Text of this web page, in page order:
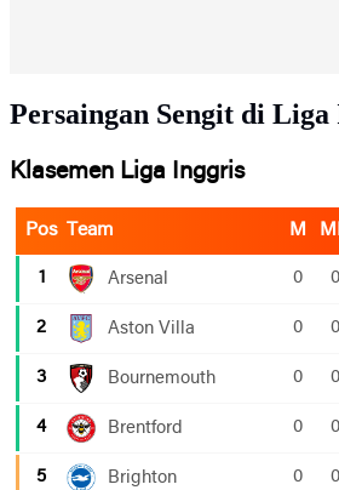
Persaingan Sengit di